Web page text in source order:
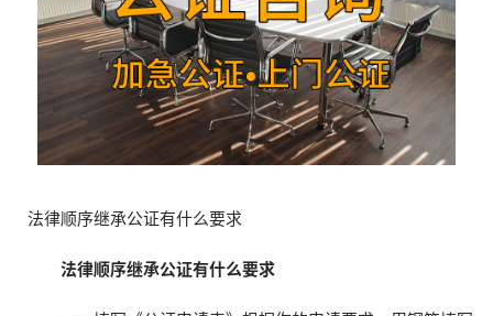
法律顺序继承公证有什么要求
法律顺序继承公证有什么要求